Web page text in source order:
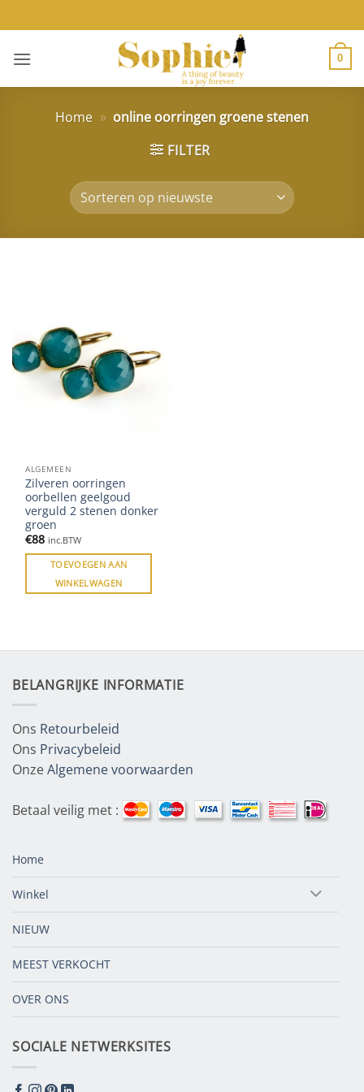
naar
inhoud
0
Home » online oorringen groene stenen
FILTER
ALGEMEEN
Zilveren oorringen
oorbellen geelgoud
verguld 2 stenen donker
groen
€88 inc.BTW
TOEVOEGEN AAN
WINKELWAGEN
BELANGRIJKE INFORMATIE
Ons Retourbeleid
Ons Privacybeleid
OnzeAlgemene voorwaarden
Betaal veilig met :
Home
Winkel
NIEUW
MEEST VERKOCHT
OVER ONS
SOCIALE NETWERKSITES